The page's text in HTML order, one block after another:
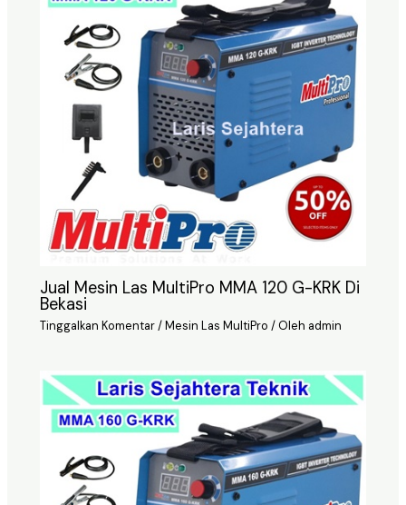
Jual Mesin Las MultiPro MMA 120 G-KRK Di
Bekasi
Tinggalkan Komentar/Mesin Las MultiPro / Oleh admin